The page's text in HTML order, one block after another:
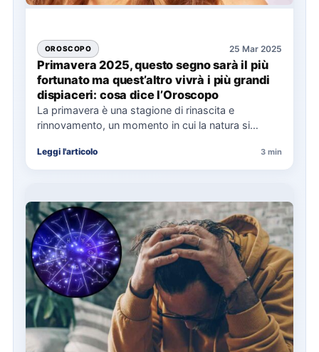
OROSCOPO 25 Mar 2025
Primavera 2025, questo segno sarà il più
fortunato ma quest’altro vivrà i più grandi
dispiaceri: cosa dice l’Oroscopo
La primavera è una stagione di rinascita e
rinnovamento, un momento in cui la natura si
Leggi l'articolo 3 min